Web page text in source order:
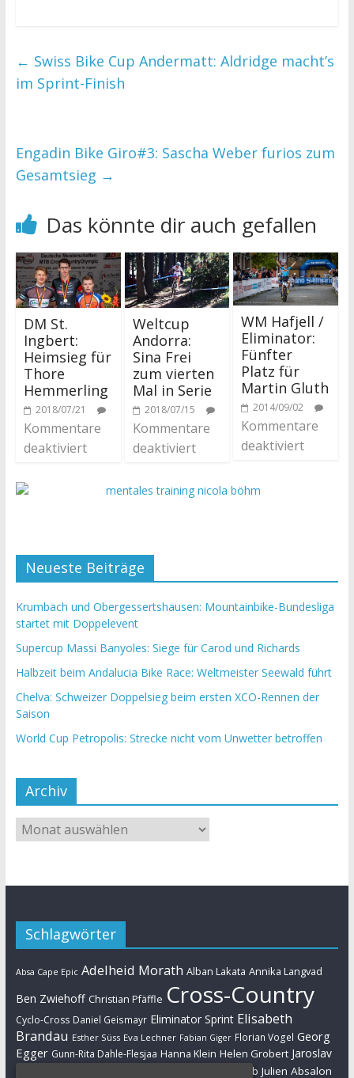
← Swiss Bike Cup Andermatt: Aldridge macht’s
im Sprint-Finish
Engadin Bike Giro#3: Sascha Weber furios zum
Gesamtsieg →
Das könnte dir auch gefallen
DM St.
Ingbert:
Heimsieg für
Thore
Hemmerling
2018/07/21
Kommentare
deaktiviert
Weltcup
Andorra:
Sina Frei
zum vierten
Mal in Serie
2018/07/15
Kommentare
deaktiviert
WM Hafjell /
Eliminator:
Fünfter
Platz für
Martin Gluth
2014/09/02
Kommentare
deaktiviert
Neueste Beiträge
Krumbach und Obergessertshausen: Mountainbike-Bundesliga
startet mit Doppelevent
Supercup Massi Banyoles: Siege für Carod und Richards
Halbzeit beim Andalucia Bike Race: Weltmeister Seewald führt
Chelva: Schweizer Doppelsieg beim ersten XCO-Rennen der
Saison
World Cup Petropolis: Strecke nicht vom Unwetter betroffen
Archiv
Schlagwörter
Absa Cape Epic Adelheid Morath Alban Lakata Annika Langvad
Ben Zwiehoff Christian Pfäffle Cross-Country
Cyclo-Cross Daniel Geismayr Eliminator Sprint Elisabeth
Brandau Esther Süss Eva Lechner Fabian Giger Florian Vogel Georg
Egger Gunn-Rita Dahle-Flesjaa Hanna Klein Helen Grobert Jaroslav
Julian Schelb Julien Absalon